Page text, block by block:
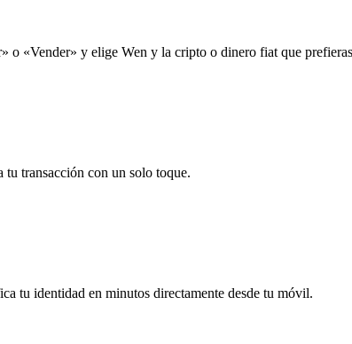
o «Vender» y elige Wen y la cripto o dinero fiat que
transacción con un solo toque.
tu identidad en minutos directamente desde tu móvil.